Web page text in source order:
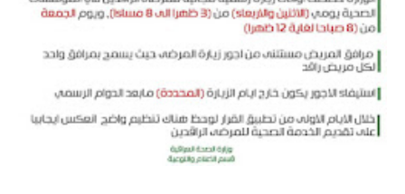
المرحلة الاعدادية
كتب مدرسية